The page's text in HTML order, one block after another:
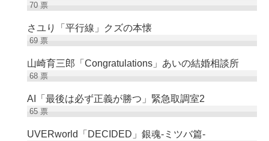
70票
さユり「平行線」クズの本懐
69票
山崎育三郎「Congratulations」あいの結婚相談所
68票
AI「最後は必ず正義が勝つ」緊急取調室2
65票
UVERworld「DECIDED」銀魂-ミツバ篇-